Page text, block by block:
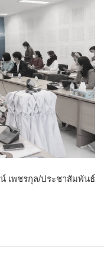
เพชรกุล/ประชาสัมพันธ์